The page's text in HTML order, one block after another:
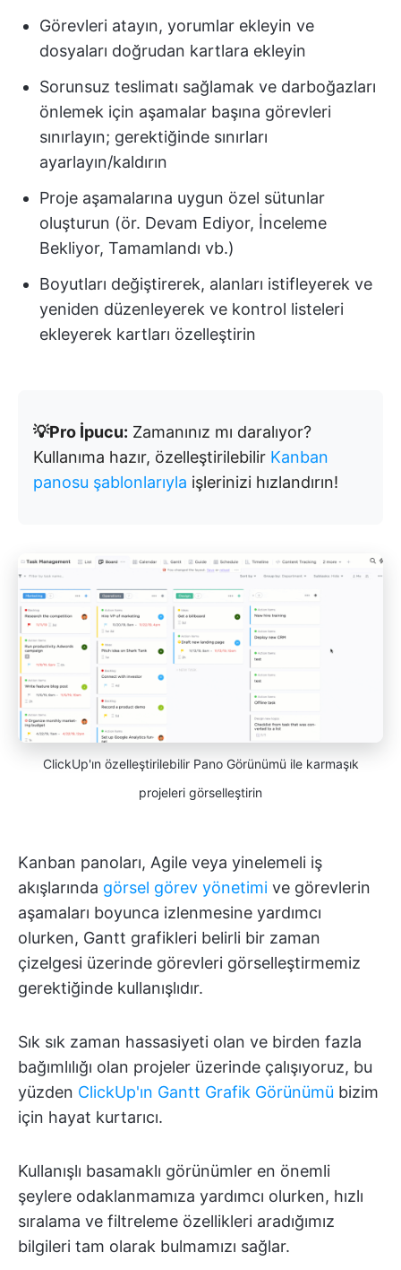
Görevleri atayın, yorumlar ekleyin ve
dosyaları doğrudan kartlara ekleyin
Sorunsuz teslimatı sağlamak ve darboğazları
önlemek için aşamalar başına görevleri
sınırlayın; gerektiğinde sınırları
ayarlayın/kaldırın
Proje aşamalarına uygun özel sütunlar
oluşturun (ör. Devam Ediyor, İnceleme
Bekliyor, Tamamlandı vb.)
Boyutları değiştirerek, alanları istifleyerek ve
yeniden düzenleyerek ve kontrol listeleri
ekleyerek kartları özelleştirin
💡Pro İpucu: Zamanınız mı daralıyor?
Kullanıma hazır, özelleştirilebilir Kanban
panosu şablonlarıyla işlerinizi hızlandırın!
ClickUp'ın özelleştirilebilir Pano Görünümü ile karmaşık
projeleri görselleştirin
Kanban panoları, Agile veya yinelemeli iş
akışlarında görsel görev yönetimi ve görevlerin
aşamaları boyunca izlenmesine yardımcı
olurken, Gantt grafikleri belirli bir zaman
çizelgesi üzerinde görevleri görselleştirmemiz
gerektiğinde kullanışlıdır.
Sık sık zaman hassasiyeti olan ve birden fazla
bağımlılığı olan projeler üzerinde çalışıyoruz, bu
yüzden ClickUp'ın Gantt Grafik Görünümü bizim
için hayat kurtarıcı.
Kullanışlı basamaklı görünümler en önemli
şeylere odaklanmamıza yardımcı olurken, hızlı
sıralama ve filtreleme özellikleri aradığımız
bilgileri tam olarak bulmamızı sağlar.